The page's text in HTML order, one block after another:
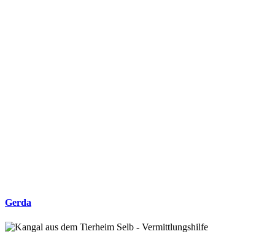
Gerda